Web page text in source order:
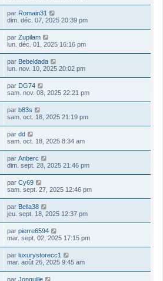
par Romain31
dim. déc. 07, 2025 20:39 pm
par Zupilam
lun. déc. 01, 2025 16:16 pm
par Bebeldada
lun. nov. 10, 2025 20:02 pm
par DG74
sam. nov. 08, 2025 22:21 pm
par b83s
sam. oct. 18, 2025 21:19 pm
par dd
sam. oct. 18, 2025 8:34 am
par Anberc
dim. sept. 28, 2025 21:46 pm
par Cy69
sam. sept. 27, 2025 12:46 pm
par Bella38
jeu. sept. 18, 2025 12:37 pm
par pierre6594
mar. sept. 02, 2025 17:15 pm
par luxurystorecc1
mar. août 26, 2025 9:45 am
par Jonquille